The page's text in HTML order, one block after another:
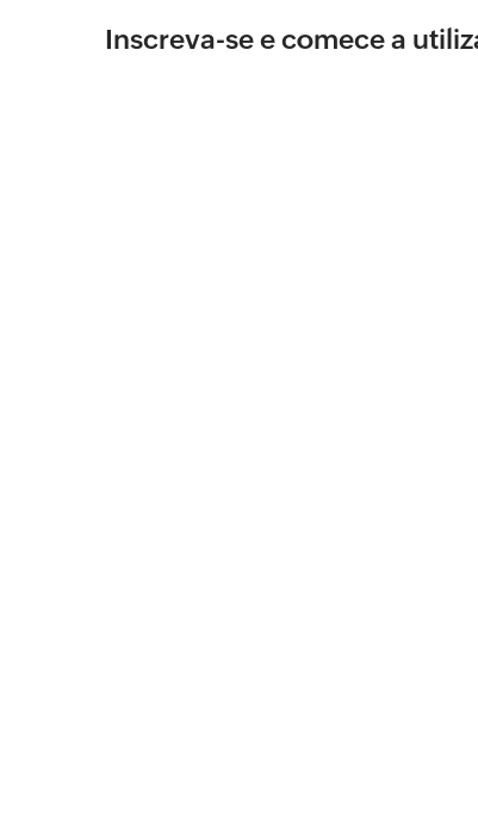
Inscreva-se e comece a